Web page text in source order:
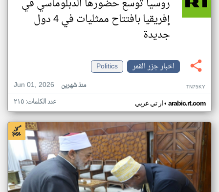
روسيا توسع حضورها الدبلوماسي في
إفريقيا بافتتاح ممثليات في 4 دول
جديدة
اخبار جزر القمر
Politics
Jun 01, 2026
منذ شهرين TN75KY
ار تي عربي• arabic.rt.com عدد الكلمات: ٢١٥